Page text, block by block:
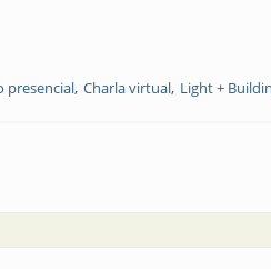
presencial Charla virtual Light +